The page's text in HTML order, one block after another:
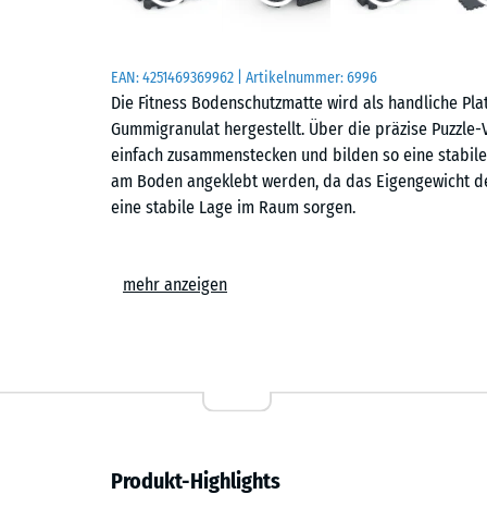
EAN:4251469369962 | Artikelnummer:6996
Die Fitness Bodenschutzmatte wird als handliche
Gummigranulat hergestellt. Über die präzise
einfach zusammenstecken und bilden so eine
am Boden angeklebt werden, da das Eigengewicht
eine stabile Lage im Raum sorgen.
Die elastische Struktur der Matten schützt den
mehr anzeigen
Produkt-Highlights